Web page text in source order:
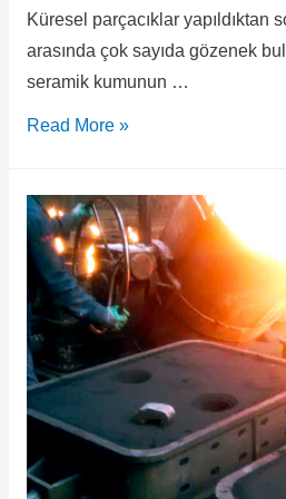
Küresel parçacıklar yapıldıktan
arasında çok sayıda gözenek
seramik kumunun …
Read More »